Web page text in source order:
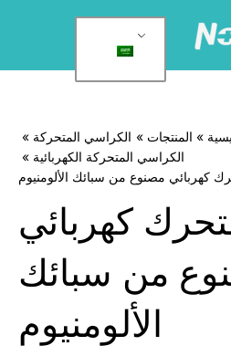
المنتجات
الكراسي المتحركة
الكراسي المتحركة الكهربائية
مصنوع من سبائك الألومنيوم
كهربائي
من سبائك
الألومنيوم